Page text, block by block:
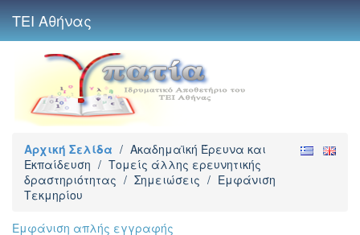
ΤΕΙ Αθήνας
Αρχική Σελίδα / Ακαδημαϊκή Έρευνα και
Εκπαίδευση / Τομείς άλλης ερευνητικής
δραστηριότητας / Σημειώσεις / Εμφάνιση
Τεκμηρίου
Εμφάνιση απλής εγγραφής